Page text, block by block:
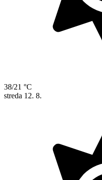
38/21 °C
streda 12. 8.